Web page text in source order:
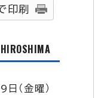
印刷
（金曜）